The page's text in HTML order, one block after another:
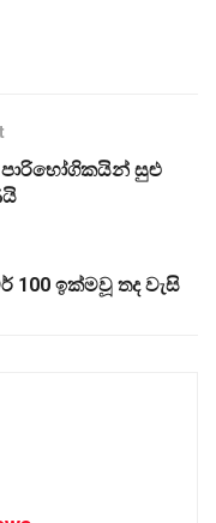
පාරිභෝගිකයින් සුළු
100 ඉක්මවූ තද වැසි